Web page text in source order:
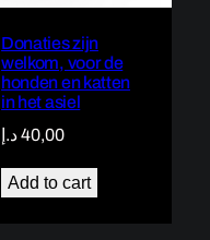
Donaties zijn
welkom, voor de
honden en katten
in het asiel
40,00د.إ
Add to cart